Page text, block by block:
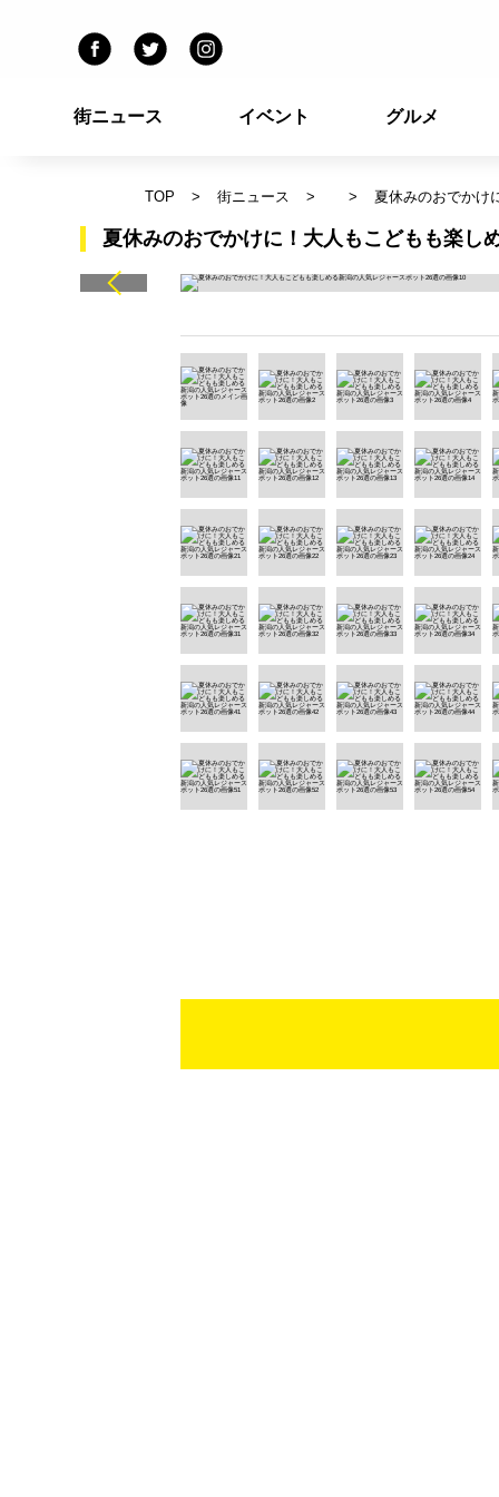
街ニュース イベント グルメ
TOP 街ニュース 夏休みのおでかけ
夏休みのおでかけに！大人もこどもも楽し